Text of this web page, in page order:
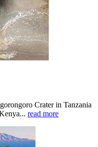
Crater in Tanzania
read more